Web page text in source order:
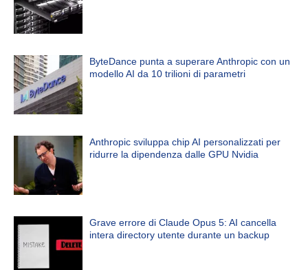
ByteDance punta a superare Anthropic con un
modello AI da 10 trilioni di parametri
Anthropic sviluppa chip AI personalizzati per
ridurre la dipendenza dalle GPU Nvidia
Grave errore di Claude Opus 5: AI cancella
intera directory utente durante un backup